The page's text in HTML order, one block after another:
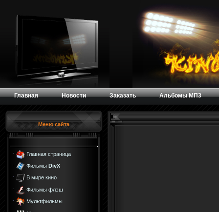
Главная Новости Заказать Альбомы МП3
Меню сайта
Главная страница
Фильмы DivX
В мире кино
Фильмы флэш
Мультфильмы